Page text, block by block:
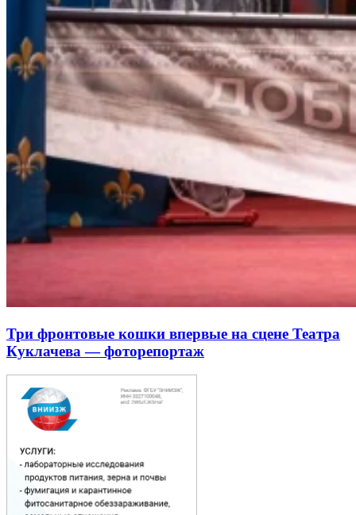
Три фронтовые кошки впервые на сцене Театра
Куклачева — фоторепортаж